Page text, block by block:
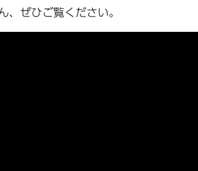
、ぜひご覧ください。